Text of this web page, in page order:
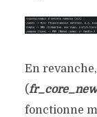
En
(
fonctionne